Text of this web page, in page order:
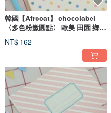
韓國【Afrocat】 chocolabel
〈多色粉嫩圓點〉 歐美 田園 鄉村
Baby dot
NT$ 162